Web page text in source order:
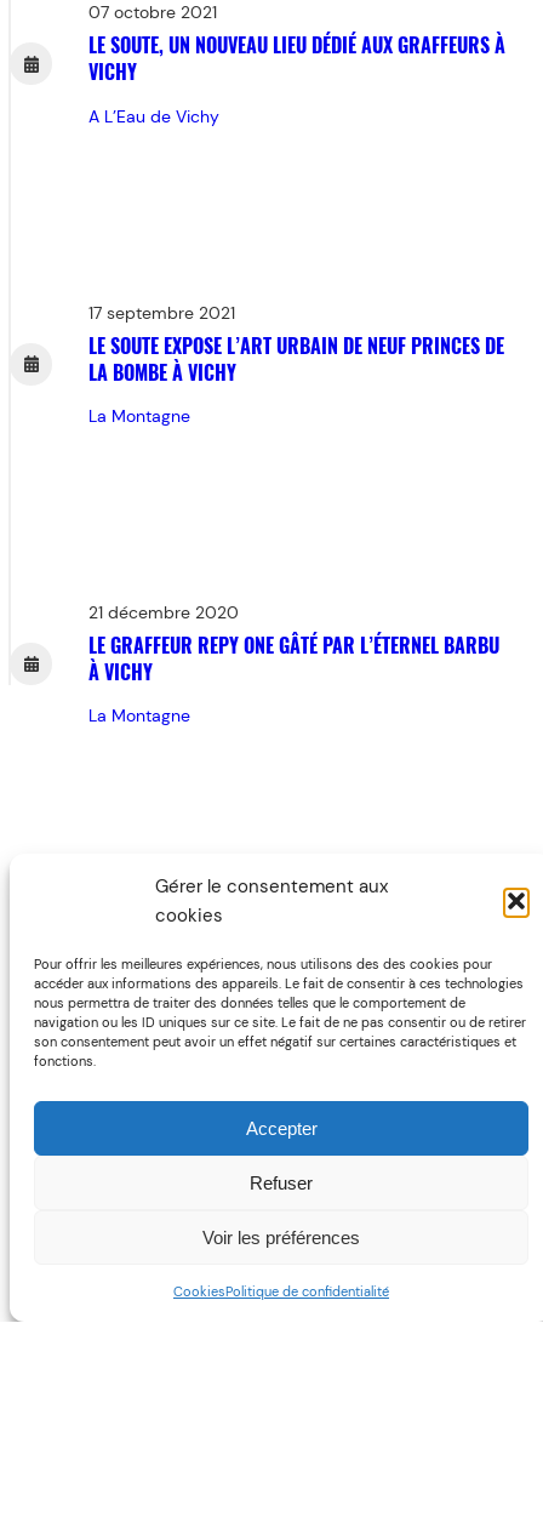
Gérer le consentement aux
cookies
Pour offrir les meilleures expériences, nous utilisons des des cookies pour
accéder aux informations des appareils. Le fait de consentir à ces technologies
nous permettra de traiter des données telles que le comportement de
navigation ou les ID uniques sur ce site. Le fait de ne pas consentir ou de retirer
son consentement peut avoir un effet négatif sur certaines caractéristiques et
fonctions.
Accepter
Refuser
Voir les préférences
CookiesPolitique de confidentialité
07 octobre 2021
LE SOUTE, UN NOUVEAU LIEU DÉDIÉ AUX GRAFFEURS À
VICHY
A L’Eau de Vichy
17 septembre 2021
LE SOUTE EXPOSE L’ART URBAIN DE NEUF PRINCES DE
LA BOMBE À VICHY
La Montagne
21 décembre 2020
LE GRAFFEUR REPY ONE GÂTÉ PAR L’ÉTERNEL BARBU
À VICHY
La Montagne